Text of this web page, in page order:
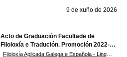
9 de xuño de 2026
Acto de Graduación Facultade de
Filoloxía e Tradución. Promoción 2022-
2026